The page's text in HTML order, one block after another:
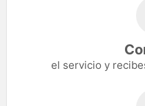
el servicio y